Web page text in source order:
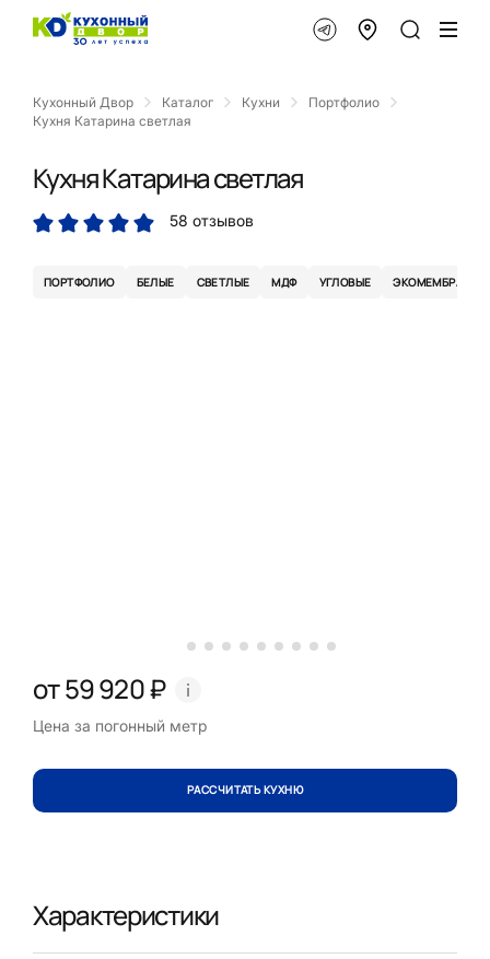
Кухонный Двор Каталог Кухни
Портфолио
Кухня Катарина светлая
Кухня Катарина светлая
58 отзывов
ПОРТФОЛИО БЕЛЫЕ СВЕТЛЫЕ МДФ УГЛОВЫЕ ЭКОМЕМБРАНА
от 59 920 ₽
Цена за погонный метр
РАССЧИТАТЬ КУХНЮ
Характеристики